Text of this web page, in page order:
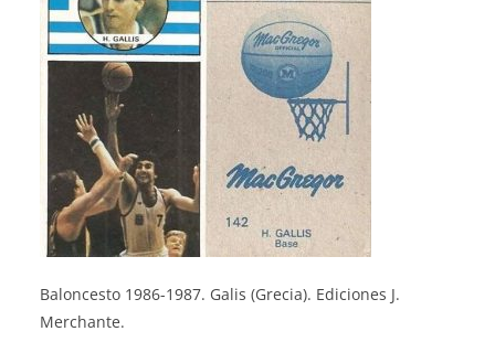
Baloncesto 1986-1987. Galis (Grecia). Ediciones J.
Merchante.